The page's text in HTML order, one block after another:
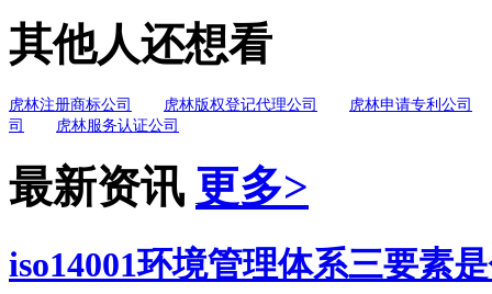
其他人还想看
虎林注册商标公司 虎林版权登记代理公司
虎林申请专利公司
司
虎林服务认证公司
最新资讯 更多>
iso14001环境管理体系三要素